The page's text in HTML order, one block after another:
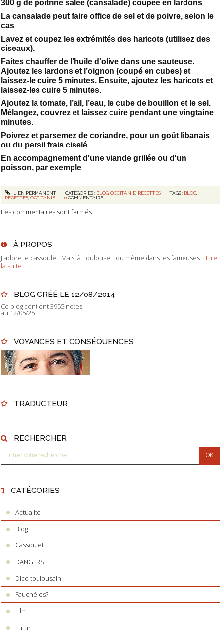
300 g de poitrine salée (cansalade) coupée en lardons
La cansalade peut faire office de sel et de poivre, selon le
cas
Lavez et coupez les extrémités des haricots (utilisez des
ciseaux).
Faites chauffer de l'huile d'olive dans une sauteuse.
Ajoutez les lardons et l’oignon (coupé en cubes) et
laissez-le cuire 5 minutes. Ensuite, ajoutez les haricots et
laissez-les cuire 5 minutes.
Ajoutez la tomate, l’ail, l’eau, le cube de bouillon et le sel.
Mélangez, couvrez et laissez cuire pendant une vingtaine
minutes.
Poivrez et parsemez de coriandre, pour un goût libanais
ou du persil frais ciselé
En accompagnement d'une viande grillée ou d'un
poisson, par exemple
LIEN PERMANENT CATÉGORIES : BLOG, OCCITANIE, RECETTES TAGS : BLOG
RECETTES ,OCCITANIE 0 COMMENTAIRE
Les commentaires sont fermés.
À PROPOS
J'adore le cassoulet. Mais, à Toulouse... ou même dans les fameuses...
Lire
la suite
BLOG CRÉÉ LE 12/08/2014
Ce blog contient 3955 notes
au 12/05/25
VOYANCES ET CONSÉQUENCES
TRADUCTEUR
RECHERCHER
CATÉGORIES
Actualité
Blog
Cassoulet
DANGERS
Dico toulousain
Fauché-es?
Film
Futur